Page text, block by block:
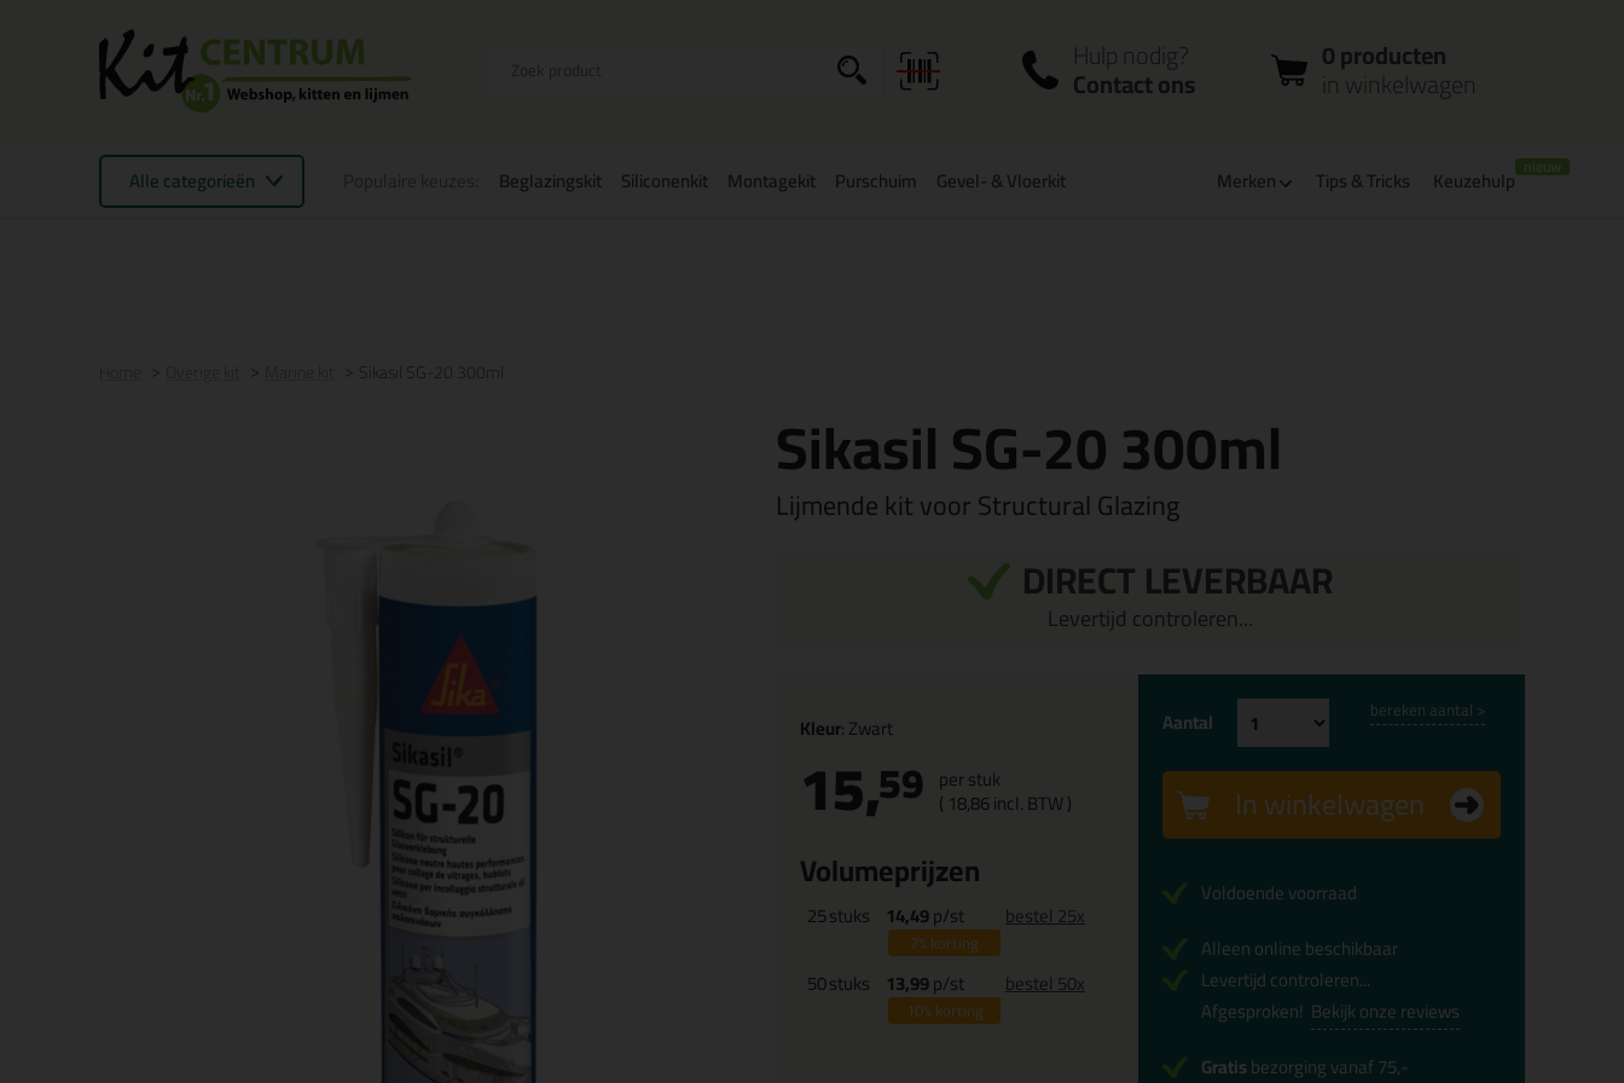
in winkelwagen
account
Hulp nodig?
Contact ons
0 producten
in winkelwagen
Alle categorieën Beglazingskit Siliconenkit Montagekit Purschuim Gevel- & Vloerkit Merken Tips & Tricks Keuzehulp
Sikasil SG-20 300ml
Sikasil SG-20 300ml
Lijmende kit voor Structural Glazing
DIRECT LEVERBAAR
Levertijd controleren...
Kleur: Zwart
15,59 per stuk
( 18,86incl. BTW )
Volumeprijzen
25stuks 14,49p/st
7%korting
bestel 25x
50stuks 13,99p/st
10%korting
bestel 50x
Aantal bereken aantal >
In winkelwagen
Voldoende voorraad
Alleen online beschikbaar
Levertijd controleren...
Afgesproken! Bekijk onze reviews
Gratisbezorging vanaf 75,-